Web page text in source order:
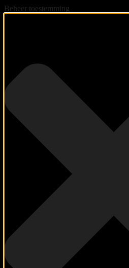
Beheer toestemming